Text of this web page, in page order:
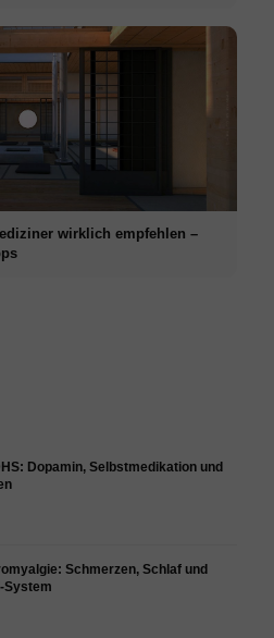
wirklich empfehlen –
Dopamin, Selbstmedikation und
Schmerzen, Schlaf und
System